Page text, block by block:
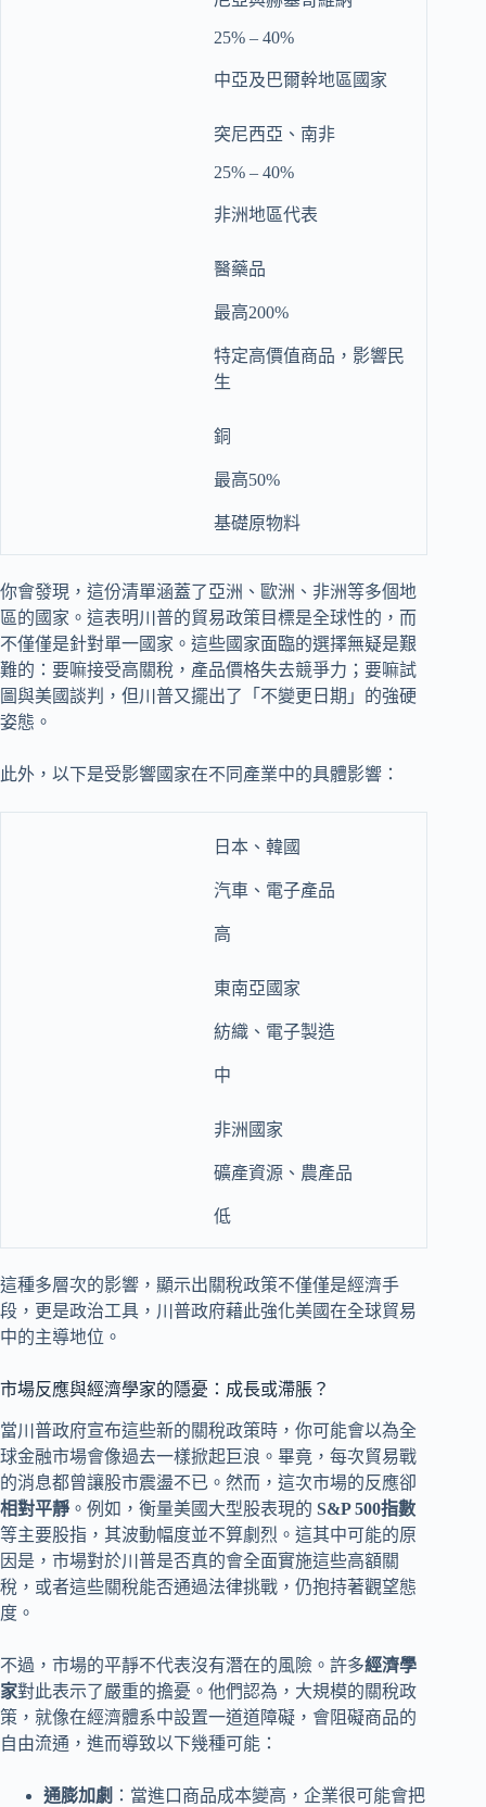
25% – 40%
中亞及巴爾幹地區國家
突尼西亞、南非
25% – 40%
非洲地區代表
醫藥品
最高200%
特定高價值商品，影響民
生
銅
最高50%
基礎原物料
你會發現，這份清單涵蓋了亞洲、歐洲、非洲等多個地
區的國家。這表明川普的貿易政策目標是全球性的，而
不僅僅是針對單一國家。這些國家面臨的選擇無疑是艱
難的：要嘛接受高關稅，產品價格失去競爭力；要嘛試
圖與美國談判，但川普又擺出了「不變更日期」的強硬
姿態。
此外，以下是受影響國家在不同產業中的具體影響：
日本、韓國
汽車、電子產品
高
東南亞國家
紡織、電子製造
中
非洲國家
礦產資源、農產品
低
這種多層次的影響，顯示出關稅政策不僅僅是經濟手
段，更是政治工具，川普政府藉此強化美國在全球貿易
中的主導地位。
市場反應與經濟學家的隱憂：成長或滯脹？
當川普政府宣布這些新的關稅政策時，你可能會以為全
球金融市場會像過去一樣掀起巨浪。畢竟，每次貿易戰
的消息都曾讓股市震盪不已。然而，這次市場的反應卻
相對平靜 。例如，衡量美國大型股表現的 S&P 500指數
等主要股指，其波動幅度並不算劇烈。這其中可能的原
因是，市場對於川普是否真的會全面實施這些高額關
稅，或者這些關稅能否通過法律挑戰，仍抱持著觀望態
度。
不過，市場的平靜不代表沒有潛在的風險。許多經濟學
家對此表示了嚴重的擔憂。他們認為，大規模的關稅政
策，就像在經濟體系中設置一道道障礙，會阻礙商品的
自由流通，進而導致以下幾種可能：
通膨加劇 ：當進口商品成本變高，企業很可能會把